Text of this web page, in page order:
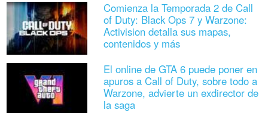
Comienza la Temporada 2 de Call
of Duty: Black Ops 7 y Warzone:
Activision detalla sus mapas,
contenidos y más
El online de GTA 6 puede poner en
apuros a Call of Duty, sobre todo a
Warzone, advierte un exdirector de
la saga